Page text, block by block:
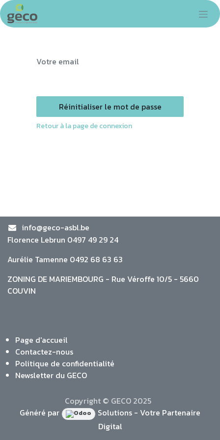
Se rendre au contenu
Votre email
Réinitialiser le mot de passe
Retour à la page de connexion
info@geco-asbl.be
Florence Lebrun 0497 49 29 24
Aurélie Tamenne 0492 68 63 63
ZONING DE MARIEMBOURG - Rue Véroffe 10/5 - 5660
COUVIN
Page d'accueil
Contactez-nous
Politique de confidentialité
Newsletter du GECO
Copyright © GECO 2025
Généré par
Solutions - Votre Partenaire
Digital